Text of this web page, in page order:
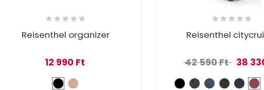
Reisenthel organizer
12 990 Ft
Reisenthel
42 590Ft Original
38